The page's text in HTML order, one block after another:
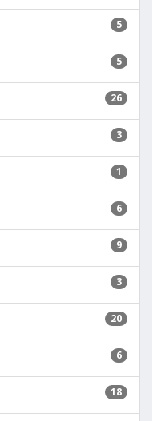
5
5
26
3
1
6
9
3
20
6
18